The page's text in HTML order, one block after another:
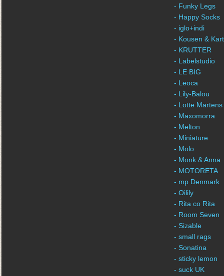
- Funky Legs
- Happy Socks
- iglo+indi
- Kousen &
- KRUTTER
- Labelstudio
- LE BIG
- Leoca
- Lily-Balou
- Lotte Martens
- Maxomorra
- Melton
- Miniature
- Molo
- Monk & Anna
- MOTORETA
- mp Denmark
- Oilily
- Rita co Rita
- Room Seven
- Sizable
- small rags
- Sonatina
- sticky lemon
- suck UK